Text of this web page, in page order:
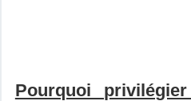
Pourquoi